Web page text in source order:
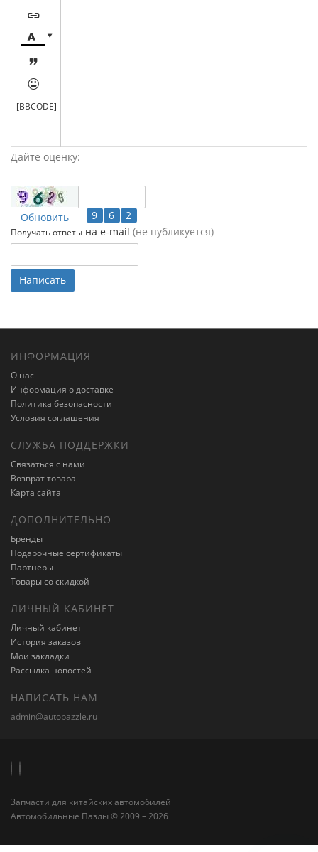





[BBCODE]
Дайте оценку:
Обновить
Получать ответы на e-mail (не публикуется)
Написать
ИНФОРМАЦИЯ
О нас
Информация о доставке
Политика безопасности
Условия соглашения
СЛУЖБА ПОДДЕРЖКИ
Связаться с нами
Возврат товара
Карта сайта
ДОПОЛНИТЕЛЬНО
Бренды
Подарочные сертификаты
Партнёры
Товары со скидкой
ЛИЧНЫЙ КАБИНЕТ
Личный кабинет
История заказов
Мои закладки
Рассылка новостей
НАПИСАТЬ НАМ
admin@autopazzle.ru
Запчасти для китайских автомобилей
Автомобильные Пазлы © 2009 – 2026